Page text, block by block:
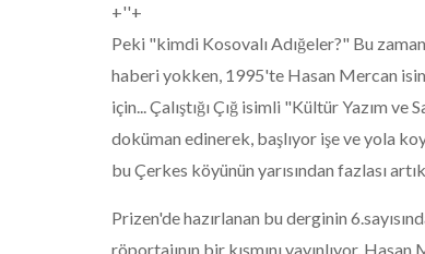
+''+
Peki "kimdi Kosovalı Adığeler?" Bu
haberi yokken, 1995'te Hasan Mercan
için... Çalıştığı Çığ isimli "Kültür Yazım
doküman edinerek, başlıyor işe ve yola
bu Çerkes köyünün yarısından fazlası
Prizen'de hazırlanan bu derginin
röportajının bir kısmını yayınlıyor,